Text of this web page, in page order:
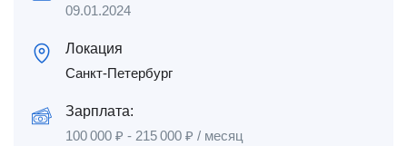
09.01.2024
Локация
Санкт-Петербург
Зарплата:
100 000 ₽ - 215 000 ₽ / месяц